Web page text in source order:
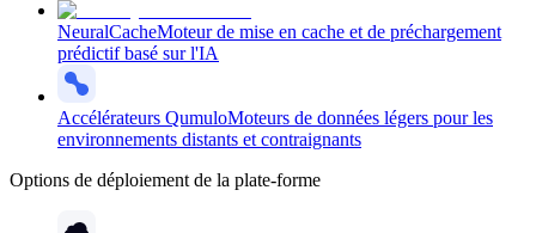
NeuralCacheMoteur de mise en cache et de préchargement
prédictif basé sur l'IA
Accélérateurs QumuloMoteurs de données légers pour les
environnements distants et contraignants
Options de déploiement de la plate-forme